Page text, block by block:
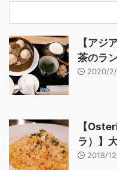
【アジ
茶のラ
2020/
【
ラ）】
2018/